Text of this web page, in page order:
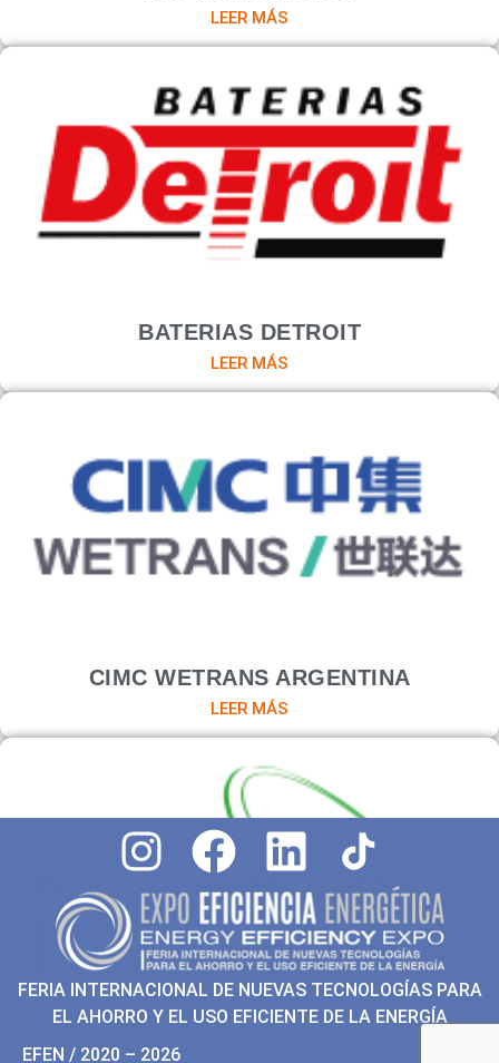
LEER MÁS
BATERIAS DETROIT
LEER MÁS
CIMC WETRANS ARGENTINA
LEER MÁS
MULTISOLAR
FERIA INTERNACIONAL DE NUEVAS TECNOLOGÍAS PARA
EL AHORRO Y EL USO EFICIENTE DE LA ENERGÍA
EFEN / 2020 – 2026